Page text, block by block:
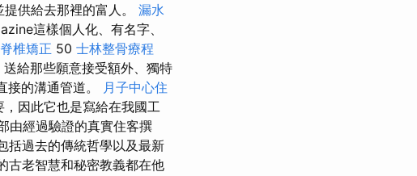
供給去那裡的富人。 漏水
這樣個人化、有名字、
椎矯正 50 士林整骨療程
給那些願意接受額外、獨特
接的溝通管道。
月子中心住
因此它也是寫給在我國工
由經過驗證的真實住客撰
括過去的傳統哲學以及最新
古老智慧和秘密教義都在他